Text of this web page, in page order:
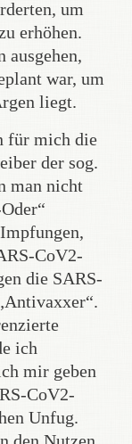
um
erhöhen.
ausgehen,
war, um
liegt.
für mich die
der sog.
man nicht
CoV2-
die SARS-
ich
mir geben
CoV2-
Unfug.